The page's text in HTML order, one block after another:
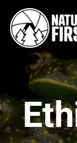
Inhalt
springen